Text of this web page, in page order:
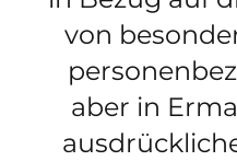
von
aber in